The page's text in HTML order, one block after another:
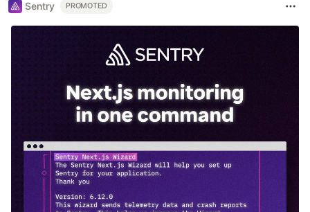
Sentry PROMOTED